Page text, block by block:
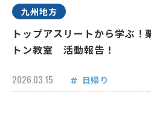
九州地方
トップアスリートから学ぶ！
トン教室 活動報告！
2026.03.15 日帰り